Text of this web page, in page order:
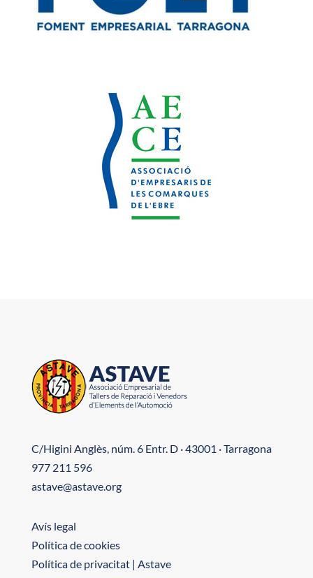
C/Higini Anglès, núm. 6 Entr. D · 43001 · Tarragona
977 211 596
astave@astave.org
Avís legal
Política de cookies
Política de privacitat | Astave